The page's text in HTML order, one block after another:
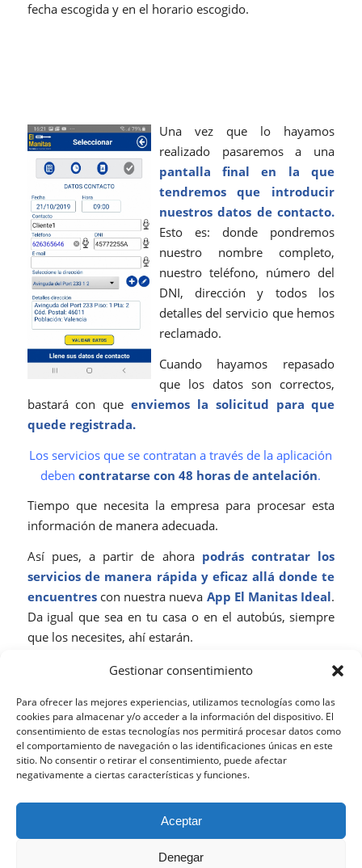
Gestionar consentimiento
Para ofrecer las mejores experiencias, utilizamos tecnologías como las
cookies para almacenar y/o acceder a la información del dispositivo. El
consentimiento de estas tecnologías nos permitirá procesar datos como
el comportamiento de navegación o las identificaciones únicas en este
sitio. No consentir o retirar el consentimiento, puede afectar
negativamente a ciertas características y funciones.
Aceptar
Denegar
fecha escogida y en el horario escogido.
Una vez que lo hayamos
realizado pasaremos a una
pantalla final en la que
tendremos que introducir
nuestros datos de contacto.
Esto es: donde pondremos
nuestro nombre completo,
nuestro teléfono, número del
DNI, dirección y todos los
detalles del servicio que hemos
reclamado.
Cuando hayamos repasado
que los datos son correctos,
bastará con queenviemos la solicitud para que
quede registrada.
Los servicios que se contratan a través de la aplicación
debencontratarse con 48 horas de antelación.
Tiempo que necesita la empresa para procesar esta
información de manera adecuada.
Así pues, a partir de ahorapodrás contratar los
servicios de manera rápida y eficaz allá donde te
encuentres con nuestra nueva App El Manitas Ideal.
Da igual que sea en tu casa o en el autobús, siempre
que los necesites, ahí estarán.
Recuerda quepara saber la amplia oferta que El
web.¡No lo dudes e instala la aplicación en tu
teléfono!Será como tener a un manitas a tu alcance
siempre que lo necesites.
su navegación y ofrecerle un servicio más personalizado.
Continuar navegando implica la aceptación de nuestra
política de cookies, pinche el enlace para mayor información.